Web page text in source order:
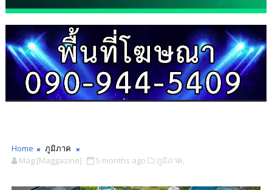
Home
ภูมิภาค
Mag [Maggazine]
5 months ago ภูมิภาค,